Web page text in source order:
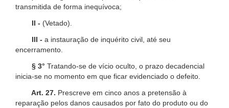
transmitida de forma inequívoca;
II - (Vetado).
III - a instauração de inquérito civil, até seu
encerramento.
§ 3° Tratando-se de vício oculto, o prazo decadencial
inicia-se no momento em que ficar evidenciado o defeito.
Art. 27. Prescreve em cinco anos a pretensão à
reparação pelos danos causados por fato do produto ou do